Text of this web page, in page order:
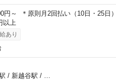
円～ ＊原則月2回払い（10日・25
以上
あり
/ 新越谷駅 /